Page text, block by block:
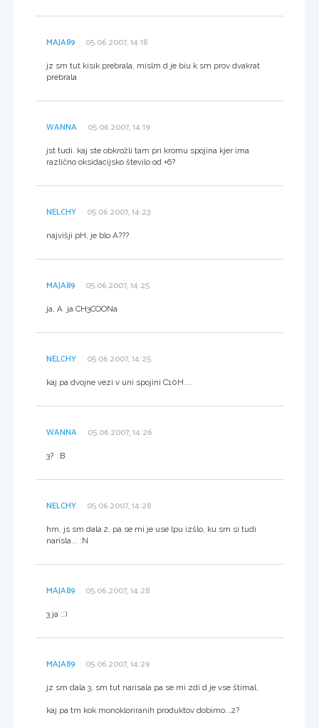
MAJA89 05.06.2007, 14:18
jz sm tut kisik prebrala, mislm d je biu k sm prov dvakrat
prebrala
WANNA 05.06.2007, 14:19
jst tudi. kaj ste obkrožli tam pri kromu spojina kjer ima
različno oksidacijsko število od +6?
NELCHY 05.06.2007, 14:23
najvišji pH, je blo A???
MAJA89 05.06.2007, 14:25
ja, A ja CH3COONa
NELCHY 05.06.2007, 14:25
kaj pa dvojne vezi v uni spojini C10H....
WANNA 05.06.2007, 14:26
3? :B
NELCHY 05.06.2007, 14:28
hm, js sm dala 2, pa se mi je use lpu izšlo, ku sm si tudi
narisla... :N
MAJA89 05.06.2007, 14:28
3 ja ::)
MAJA89 05.06.2007, 14:29
jz sm dala 3, sm tut narisala pa se mi zdi d je vse štimal.
kaj pa tm kok monokloriranih produktov dobimo...2?